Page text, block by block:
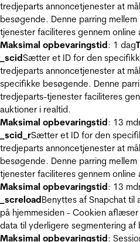
tredjeparts annoncetjenester at
besøgende. Denne parring
tjenester faciliteres gennem
Maksimal opbevaringstid: 1 dag
_scidSætter et ID for den
tredjeparts annoncetjenester at
specifikke besøgende. Denne
tredjeparts-tjenester faciliteres
auktioner i realtid.
Maksimal opbevaringstid: 13
_scid_rSætter et ID for den
tredjeparts annoncetjenester at
besøgende. Denne parring
tjenester faciliteres gennem
Maksimal opbevaringstid: 13
_screloadBenyttes af Snapchat til
på hjemmesiden - Cookien
data til yderligere segmentering af
Maksimal opbevaringstid: